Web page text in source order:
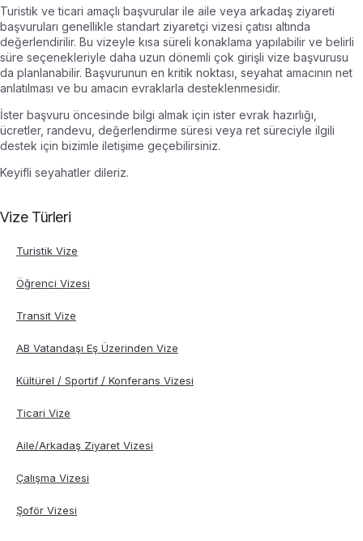
Turistik ve ticari amaçlı başvurular ile aile veya arkadaş ziyareti
başvuruları genellikle standart ziyaretçi vizesi çatısı altında
değerlendirilir. Bu vizeyle kısa süreli konaklama yapılabilir ve belirli
süre seçenekleriyle daha uzun dönemli çok girişli vize başvurusu
da planlanabilir. Başvurunun en kritik noktası, seyahat amacının net
anlatılması ve bu amacın evraklarla desteklenmesidir.
İster başvuru öncesinde bilgi almak için ister evrak hazırlığı,
ücretler, randevu, değerlendirme süresi veya ret süreciyle ilgili
destek için bizimle iletişime geçebilirsiniz.
Keyifli seyahatler dileriz.
Vize Türleri
Turistik Vize
Öğrenci Vizesi
Transit Vize
AB Vatandaşı Eş Üzerinden Vize
Kültürel / Sportif / Konferans Vizesi
Ticari Vize
Aile/Arkadaş Ziyaret Vizesi
Çalışma Vizesi
Şoför Vizesi